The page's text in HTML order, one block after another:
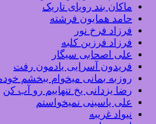
ماکان بند رویای تاریک
حامد همایون فرشته
فرزاد فرخ نور
فرزاد فرزین کلبه
علی اصحابی سیگار
فریدون آسرایی یادمون رفت
روزبه بمانی میخوام ببخشم
رضا یزدانی یخ تنهاییم رو آب کن
علی یاسینی نمیخواستم
نیواد غریبه